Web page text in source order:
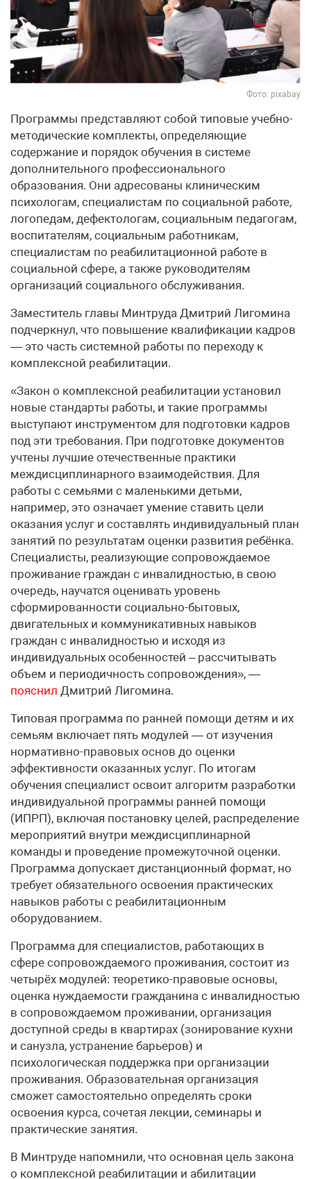
Фото: pixabay
Программы представляют собой типовые учебно-
методические комплекты, определяющие
содержание и порядок обучения в системе
дополнительного профессионального
образования. Они адресованы клиническим
психологам, специалистам по социальной работе,
логопедам, дефектологам, социальным педагогам,
воспитателям, социальным работникам,
специалистам по реабилитационной работе в
социальной сфере, а также руководителям
организаций социального обслуживания.
Заместитель главы Минтруда Дмитрий Лигомина
подчеркнул, что повышение квалификации кадров
— это часть системной работы по переходу к
комплексной реабилитации.
«Закон о комплексной реабилитации установил
новые стандарты работы, и такие программы
выступают инструментом для подготовки кадров
под эти требования. При подготовке документов
учтены лучшие отечественные практики
междисциплинарного взаимодействия. Для
работы с семьями c маленькими детьми,
например, это означает умение ставить цели
оказания услуг и составлять индивидуальный план
занятий по результатам оценки развития ребёнка.
Специалисты, реализующие сопровождаемое
проживание граждан с инвалидностью, в свою
очередь, научатся оценивать уровень
сформированности социально-бытовых,
двигательных и коммуникативных навыков
граждан с инвалидностью и исходя из
индивидуальных особенностей – рассчитывать
объем и периодичность сопровождения», —
пояснил Дмитрий Лигомина.
Типовая программа по ранней помощи детям и их
семьям включает пять модулей — от изучения
нормативно-правовых основ до оценки
эффективности оказанных услуг. По итогам
обучения специалист освоит алгоритм разработки
индивидуальной программы ранней помощи
(ИПРП), включая постановку целей, распределение
мероприятий внутри междисциплинарной
команды и проведение промежуточной оценки.
Программа допускает дистанционный формат, но
требует обязательного освоения практических
навыков работы с реабилитационным
оборудованием.
Программа для специалистов, работающих в
сфере сопровождаемого проживания, состоит из
четырёх модулей: теоретико-правовые основы,
оценка нуждаемости гражданина с инвалидностью
в сопровождаемом проживании, организация
доступной среды в квартирах (зонирование кухни
и санузла, устранение барьеров) и
психологическая поддержка при организации
проживания. Образовательная организация
сможет самостоятельно определять сроки
освоения курса, сочетая лекции, семинары и
практические занятия.
В Минтруде напомнили, что основная цель закона
о комплексной реабилитации и абилитации